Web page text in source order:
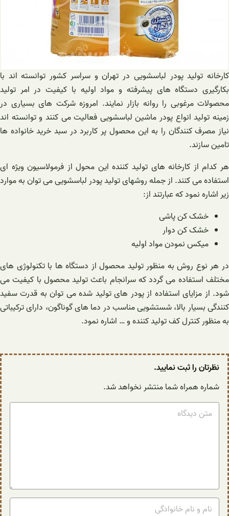
کارخانه تولید پودر لباسشویی در تهران و سراسر کشور توانسته اند با
بکارگیری دستگاه های پیشرفته و مواد اولیه با کیفیت در امر تولید
محصولات مرغوبی را روانه بازار نمایند. امروزه شرکت های بسیاری در
زمینه تولید انواع پودر ماشین لباسشویی فعالیت می کنند و توانسته اند
نیاز مصرف کنندگان را به این محصول پر کاربرد در سبد خرید خانواده ها
تامین سازند.
هر کدام از کارخانه های تولید کننده این محول از فرمولاسیون ویژه ای
استفاده می کنند. از جمله روشهای تولید پودر لباسشویی می توان به موارد
زیر اشاره نمود که عبارتند از:
خشک کن پاشی
خشک کن دوار
میکس نمودن مواد اولیه
در هر نوع روش به منظور تولید محصول از دستگاه ها با تکنولوژی های
مختلف استفاده می گردد که سرانجام باعث تولید محصول با کیفیت می
شود. از مزایای استفاده از پودر های تولید شده می توان به قدرت سفید
کنندگی بسیار بالا، شستشویی مناسب در دما های گوناگون، دارای ترکیباتی
به منظور کنترل کف تولید کننده و … اشاره نمود.
نظرتان را ثبت نمایید.
شماره همراه شما منتشر نخواهد شد.